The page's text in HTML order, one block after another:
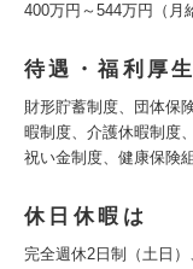
400万円～544万円（月
待遇・福利厚
財形貯蓄制度、団体保
暇制度、介護休暇制度
祝い金制度、健康保険
休日休暇は
完全週休2日制（土日